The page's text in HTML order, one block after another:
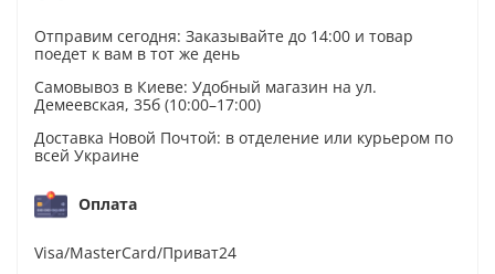
Отправим сегодня: Заказывайте до 14:00 и товар
поедет к вам в тот же день
Самовывоз в Киеве: Удобный магазин на ул.
Демеевская, 35б (10:00–17:00)
Доставка Новой Почтой: в отделение или курьером по
всей Украине
Оплата
Visa/MasterCard/Приват24